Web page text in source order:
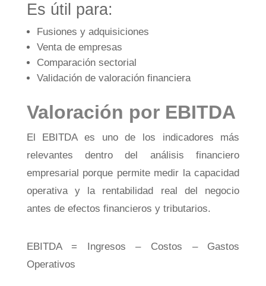
Es útil para:
Fusiones y adquisiciones
Venta de empresas
Comparación sectorial
Validación de valoración financiera
Valoración por EBITDA
El EBITDA es uno de los indicadores más
relevantes dentro del análisis financiero
empresarial porque permite medir la capacidad
operativa y la rentabilidad real del negocio
antes de efectos financieros y tributarios.
EBITDA = Ingresos – Costos – Gastos
Operativos